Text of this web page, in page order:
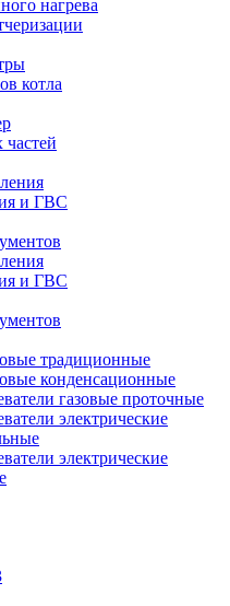
нагрева
котла
и ГВС
и ГВС
традиционные
конденсационные
газовые проточные
электрические
электрические